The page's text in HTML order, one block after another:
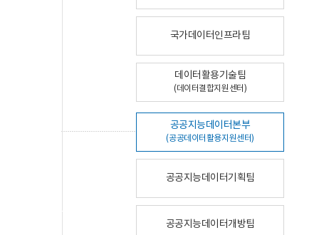
국가데이터인프라팀
데이터활용기술팀
(데이터결합지원센터)
공공지능데이터본부
(공공데이터활용지원센터)
공공지능데이터기획팀
공공지능데이터개방팀